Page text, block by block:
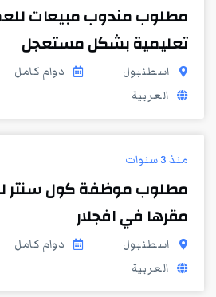
مطلوب مندوب مبيعات
تعليمية بشكل مستعجل
اسطنبول
دوام كامل
العربية
منذ 3 سنوات
مطلوب موظفة كول سنتر
مقرها في افجلار
اسطنبول
دوام كامل
العربية